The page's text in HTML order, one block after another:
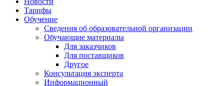
Тарифы
Обучение
Сведения об образовательной организации
Обучающие материалы
Для заказчиков
Для поставщиков
Другое
Консультация эксперта
Информационный